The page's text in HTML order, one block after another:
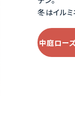
ち着いた色合い
す。
冬はイルミ
中庭ロー